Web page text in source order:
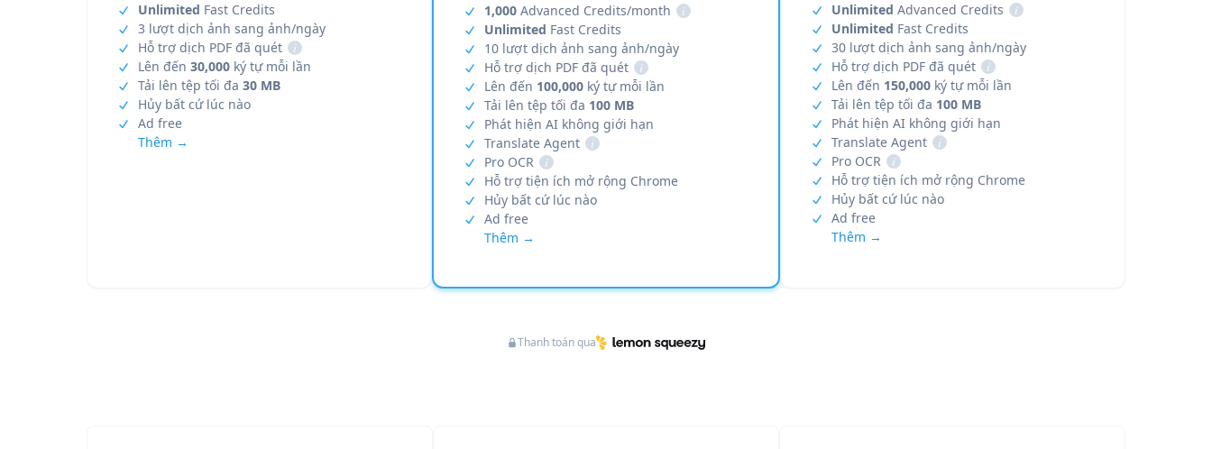
Unlimited Fast Credits
3 lượt dịch ảnh sang ảnh/ngày
Hỗ trợ dịch PDF đã quét
i
Lên đến 30,000 ký tự mỗi lần
Tải lên tệp tối đa 30 MB
Hủy bất cứ lúc nào
Ad free
Thêm →
1,000 Advanced Credits/month
i
Unlimited Fast Credits
10 lượt dịch ảnh sang ảnh/ngày
Hỗ trợ dịch PDF đã quét
i
Lên đến 100,000 ký tự mỗi lần
Tải lên tệp tối đa 100 MB
Phát hiện AI không giới hạn
Translate Agent
i
Pro OCR
i
Hỗ trợ tiện ích mở rộng Chrome
Hủy bất cứ lúc nào
Ad free
Thêm →
Unlimited Advanced Credits
i
Unlimited Fast Credits
30 lượt dịch ảnh sang ảnh/ngày
Hỗ trợ dịch PDF đã quét
i
Lên đến 150,000ký tự mỗi lần
Tải lên tệp tối đa 100 MB
Phát hiện AI không giới hạn
Translate Agent
i
Pro OCR
i
Hỗ trợ tiện ích mở rộng Chrome
Hủy bất cứ lúc nào
Ad free
Thêm →
Thanh toán qua